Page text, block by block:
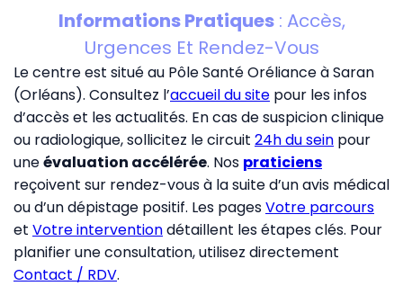
Informations Pratiques: Accès,
Urgences Et Rendez-Vous
Le centre est situé au Pôle Santé Oréliance à Saran
(Orléans). Consultez l’accueil du site pour les infos
d’accès et les actualités. En cas de suspicion clinique
ou radiologique, sollicitez le circuit 24h du sein pour
uneévaluation accélérée. Nos praticiens
reçoivent sur rendez-vous à la suite d’un avis médical
ou d’un dépistage positif. Les pagesVotre parcours
et Votre interventiondétaillent les étapes clés. Pour
planifier une consultation, utilisez directement
Contact / RDV.